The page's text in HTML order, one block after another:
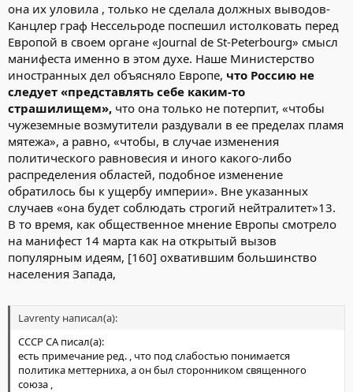
она их уловила , только не сделала должных выводов-
Канцлер граф Нессельроде поспешил истолковать перед
Европой в своем органе «Journal de St-Peterbourg» смысл
манифеста именно в этом духе. Наше Министерство
иностранных дел объясняло Европе, что Россию не
следует «представлять себе каким-то
страшилищем», что она только не потерпит, «чтобы
чужеземные возмутители раздували в ее пределах пламя
мятежа», а равно, «чтобы, в случае изменения
политического равновесия и иного какого-либо
распределения областей, подобное изменение
обратилось бы к ущербу империи». Вне указанных
случаев «она будет соблюдать строгий нейтралитет»13.
В то время, как общественное мнение Европы смотрело
на манифест 14 марта как на открытый вызов
популярным идеям, [160] охватившим большинство
населения Запада,
Lavrenty написал(а):
СССР СА писал(а):
есть примечание ред. , что под слабостью понимается
политика меттерниха, а он был сторонником священного
союза ,